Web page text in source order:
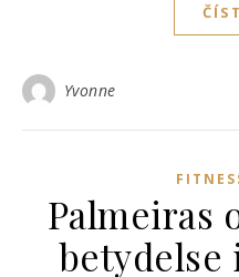
Yvonne
Palmeiras
betydelse